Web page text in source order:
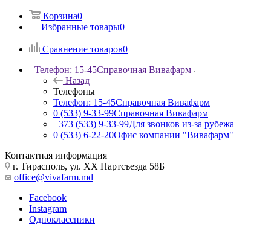
Корзина0
Избранные товары0
Сравнение товаров0
Телефон: 15-45Справочная Вивафарм
Назад
Телефоны
Телефон: 15-45Справочная Вивафарм
0 (533) 9-33-99Справочная Вивафарм
+373 (533) 9-33-99Для звонков из-за рубежа
0 (533) 6-22-20Офис компании "Вивафарм"
Контактная информация
г. Тирасполь, ул. ХХ Партсъезда 58Б
office@vivafarm.md
Facebook
Instagram
Одноклассники